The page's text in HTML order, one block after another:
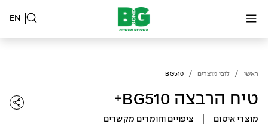
EN
ראשי / לובי מוצרים /
BG510
טיח הרבצה BG510+
מוצרי איטום ציפויים וחומרים מקשרים